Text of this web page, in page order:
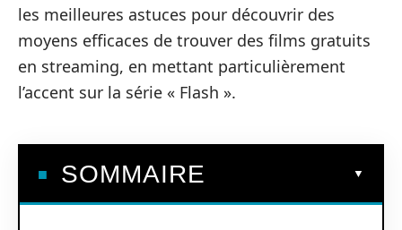
les meilleures astuces pour découvrir des
moyens efficaces de trouver des films gratuits
en streaming, en mettant particulièrement
l’accent sur la série « Flash ».
SOMMAIRE